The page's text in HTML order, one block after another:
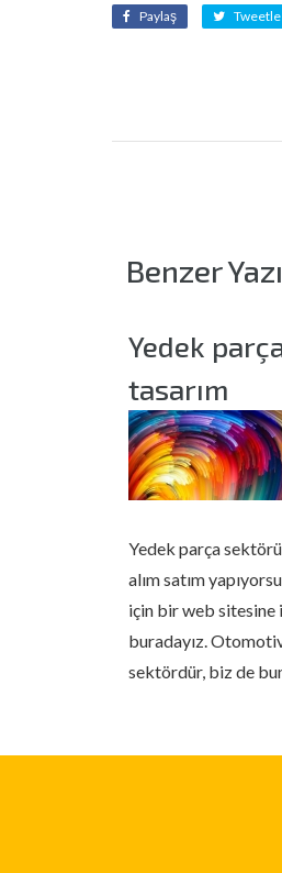
Paylaş Tweetle
Benzer
Yedek
tasarım
Yedek parça
alım satım
için bir web sitesine
buradayız.
sektördür, biz de